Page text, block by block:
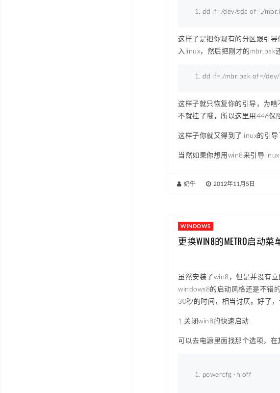
dd if=/dev/sda of=./
这样子是把你现有的分区跟引
入linux，然后把刚才的mbr.bak
dd if=./mbr.bak of=/
这样子就只恢复你的引导，为
不就挂了哦，所以这里用446保
这样子你就又得到了linux的引
当然如果你想用win8来引导
奶牛 2012年11月5日
WINDOWS
更换WIN8的METRO启动
虽然安装了win8，但是并没有
windows8的启动风格还是不错
30秒的时间，相当讨厌。好了，
1.关闭win8的快速启动
可以去电源里面找那个选项，在
powercfg -h off